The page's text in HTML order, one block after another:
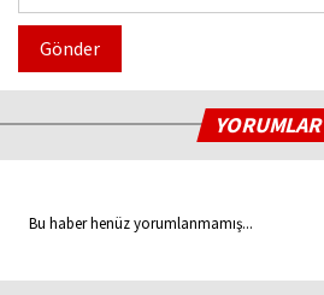
Gönder
YORUMLAR
Bu haber henüz yorumlanmamış...